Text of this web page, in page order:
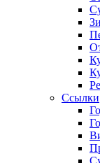
Ссылки